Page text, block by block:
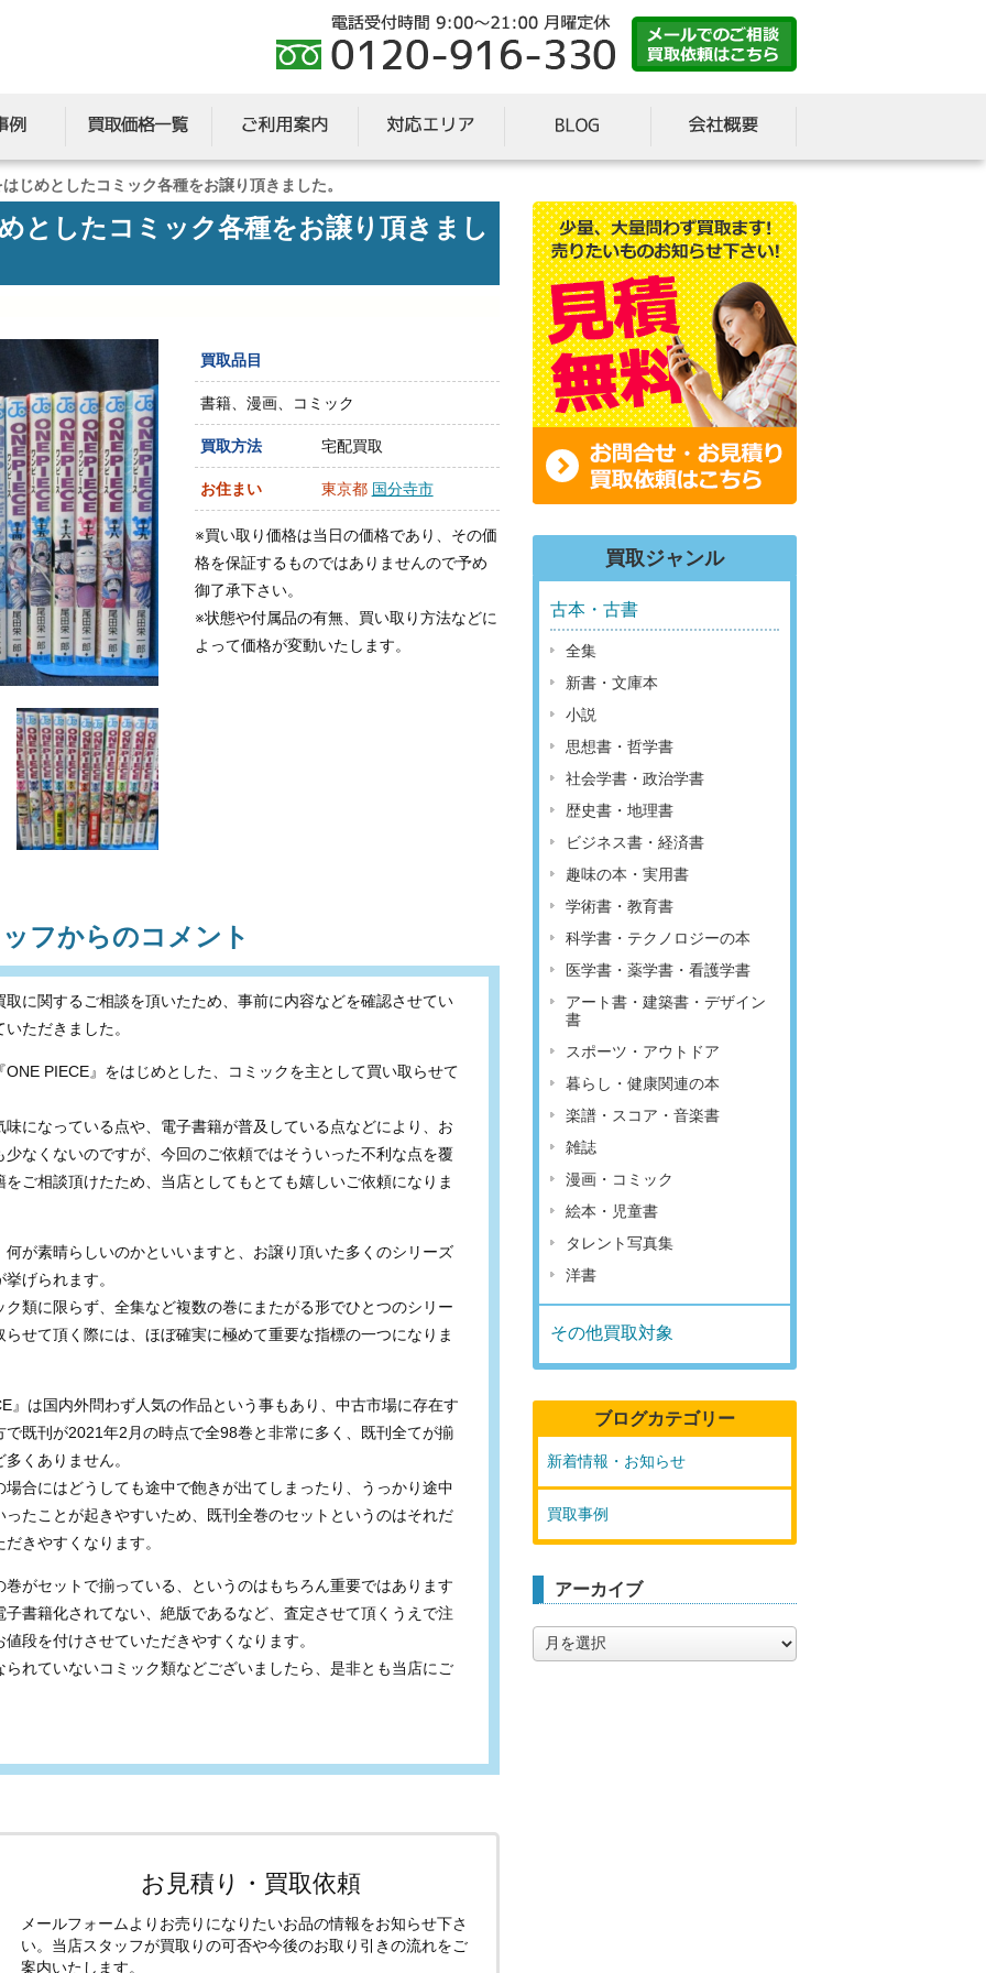
じめとしたコミック各種をお譲り頂きました。
としたコミック各種をお譲り頂きまし
買取品目
書籍、漫画、コミック
買取方法 宅配買取
お住まい 東京都 国分寺市
※買い取り価格は当日の価格であり、その価
格を保証するものではありませんので予め
御了承下さい。
※状態や付属品の有無、買い取り方法などに
よって価格が変動いたします。
フからのコメント
に関するご相談を頂いたため、事前に内容などを確認させてい
ただきました。
PIECE』をはじめとした、コミックを主として買い取らせて
になっている点や、電子書籍が普及している点などにより、お
なくないのですが、今回のご依頼ではそういった不利な点を覆
ご相談頂けたため、当店としてもとても嬉しいご依頼になりま
が素晴らしいのかといいますと、お譲り頂いた多くのシリーズ
げられます。
類に限らず、全集など複数の巻にまたがる形でひとつのシリー
せて頂く際には、ほぼ確実に極めて重要な指標の一つになりま
』は国内外問わず人気の作品という事もあり、中古市場に存在す
既刊が2021年2月の時点で全98巻と非常に多く、既刊全てが揃
くありません。
合にはどうしても途中で飽きが出てしまったり、うっかり途中
たことが起きやすいため、既刊全巻のセットというのはそれだ
きやすくなります。
がセットで揃っている、というのはもちろん重要ではあります
書籍化されてない、絶版であるなど、査定させて頂くうえで注
段を付けさせていただきやすくなります。
れていないコミック類などございましたら、是非とも当店にご
お見積り・買取依頼
メールフォームよりお売りになりたいお品の情報をお知らせ下さ
い。当店スタッフが買取りの可否や今後のお取り引きの流れをご
案内いたします。
買取ジャンル
古本・古書
全集
新書・文庫本
小説
思想書・哲学書
社会学書・政治学書
歴史書・地理書
ビジネス書・経済書
趣味の本・実用書
学術書・教育書
科学書・テクノロジーの本
医学書・薬学書・看護学書
アート書・建築書・デザイン
書
スポーツ・アウトドア
暮らし・健康関連の本
楽譜・スコア・音楽書
雑誌
漫画・コミック
絵本・児童書
タレント写真集
洋書
その他買取対象
ブログカテゴリー
新着情報・お知らせ
買取事例
アーカイブ
ー